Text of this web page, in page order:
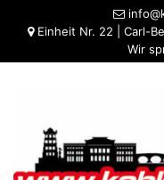
Einheit Nr. 22 | Carl-
Wir